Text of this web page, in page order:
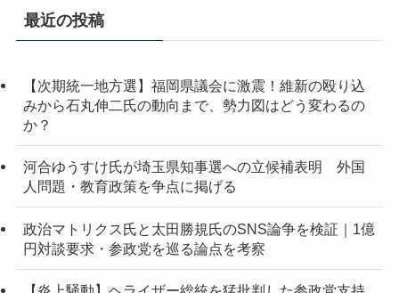
イ
最近の投稿
【次期統一地方選】福岡県議会に激震！維新の殴り込
みから石丸伸二氏の動向まで、勢力図はどう変わるの
か？
河合ゆうすけ氏が埼玉県知事選への立候補表明 外国
人問題・教育政策を争点に掲げる
政治マトリクス氏と太田勝規氏のSNS論争を検証｜1億
円対談要求・参政党を巡る論点を考察